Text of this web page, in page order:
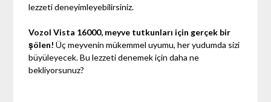
lezzeti deneyimleyebilirsiniz.
Vozol Vista 16000, meyve tutkunları için gerçek bir
şölen! Üç meyvenin mükemmel uyumu, her yudumda sizi
büyüleyecek. Bu lezzeti denemek için daha ne
bekliyorsunuz?